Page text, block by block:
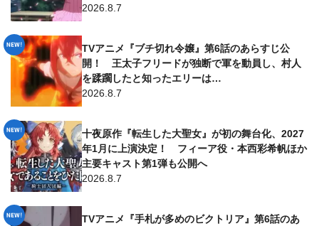
2026.8.7
TVアニメ『ブチ切れ令嬢』第6話のあらすじ公
開！ 王太子フリードが独断で軍を動員し、村人
を蹂躙したと知ったエリーは…
2026.8.7
十夜原作『転生した大聖女』が初の舞台化、2027
年1月に上演決定！ フィーア役・本西彩希帆ほか
主要キャスト第1弾も公開へ
2026.8.7
TVアニメ『手札が多めのビクトリア』第6話のあ